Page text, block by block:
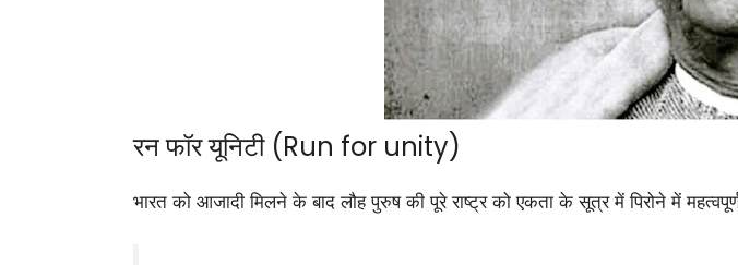
रन फॉर यूनिटी (Run for unity)
भारत को आजादी मिलने के बाद लौह पुरुष की पूरे राष्ट्र को एकता के सूत्र में पिरोने में